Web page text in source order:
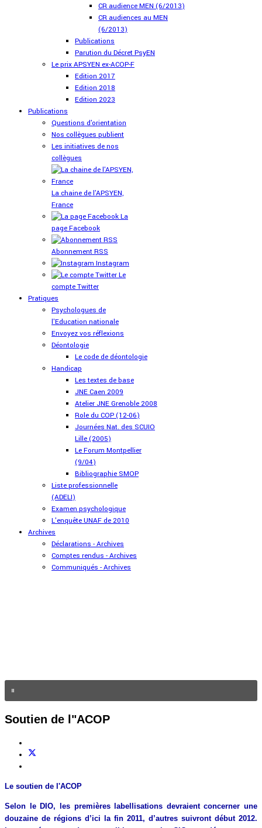
CR audience MEN (6/2013)
CR audiences au MEN
(6/2013)
Publications
Parution du Décret PsyEN
Le prix APSYEN ex-ACOP-F
Edition 2017
Edition 2018
Edition 2023
Publications
Questions d'orientation
Nos collègues publient
Les initiatives de nos
collègues
La chaine de l'APSYEN,
France
La
page Facebook
Abonnement RSS
Instagram
Le
compte Twitter
Pratiques
Psychologues de
l'Education nationale
Envoyez vos réflexions
Déontologie
Le code de déontologie
Handicap
Les textes de base
JNE Caen 2009
Atelier JNE Grenoble 2008
Role du COP (12-06)
Journées Nat. des SCUIO
Lille (2005)
Le Forum Montpellier
(9/04)
Bibliographie SMOP
Liste professionnelle
(ADELI)
Examen psychologique
L'enquête UNAF de 2010
Archives
Déclarations - Archives
Comptes rendus - Archives
Communiqués - Archives
Soutien de l"ACOP
Le soutien de l'ACOP
Selon le DIO, les premières labellisations devraient concerner une
douzaine de régions d’ici la fin 2011, d’autres suivront début 2012.